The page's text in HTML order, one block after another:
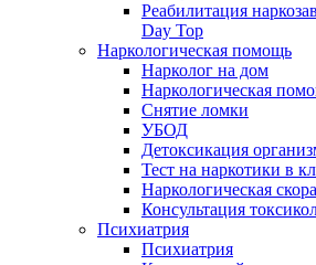
Реабилитация
Day Top
Наркологическая помощь
Нарколог на дом
Наркологическая
Снятие ломки
УБОД
Детоксикация
Тест на наркотики в
Наркологическая
Консультация
Психиатрия
Психиатрия